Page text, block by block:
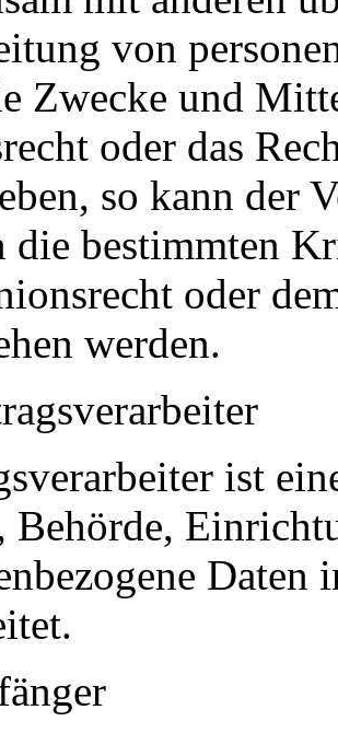
von
Zwecke und
oder das
so kann der
die bestimmten
oder
werden.
ist
Behörde,